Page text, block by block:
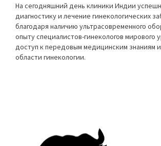
На сегодняшний день клиники Индии
диагностику и лечение гинекологических
благодаря наличию ультрасовременного
опыту специалистов-гинекологов мирового
доступ к передовым медицинским знаниям и
области гинекологии.